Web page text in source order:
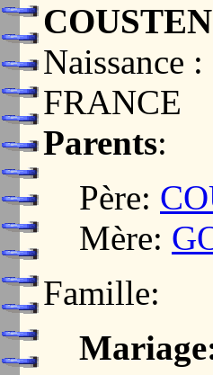
Naissance
FRANCE
Parents:
Père:
Mère:
Famille: